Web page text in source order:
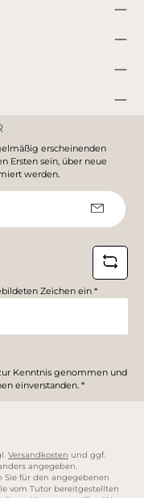
erscheinenden
Ersten sein, über neue
werden.
Zeichen ein *
Kenntnis genommen und
einverstanden.*
Versandkosten und ggf.
angegeben.
Sie für den angegebenen
vom Tutor bereitgestellten